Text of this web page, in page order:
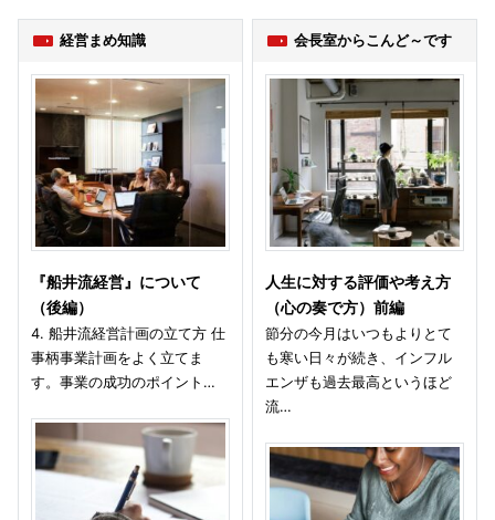
経営まめ知識
『船井流経営』について
（後編）
4. 船井流経営計画の立て方 仕
事柄事業計画をよく立てま
す。事業の成功のポイント…
会長室からこんど～です
人生に対する評価や考え方
（心の奏で方）前編
節分の今月はいつもよりとて
も寒い日々が続き、インフル
エンザも過去最高というほど
流…